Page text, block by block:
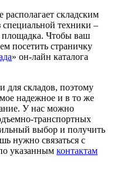
складским
техники –
площадка. Чтобы ваш
посетить страничку
» он-лайн каталога
для складов, поэтому
надежное и в то же
У нас можно
транспортных
выбор и получить
нужно связаться с
указанным контактам